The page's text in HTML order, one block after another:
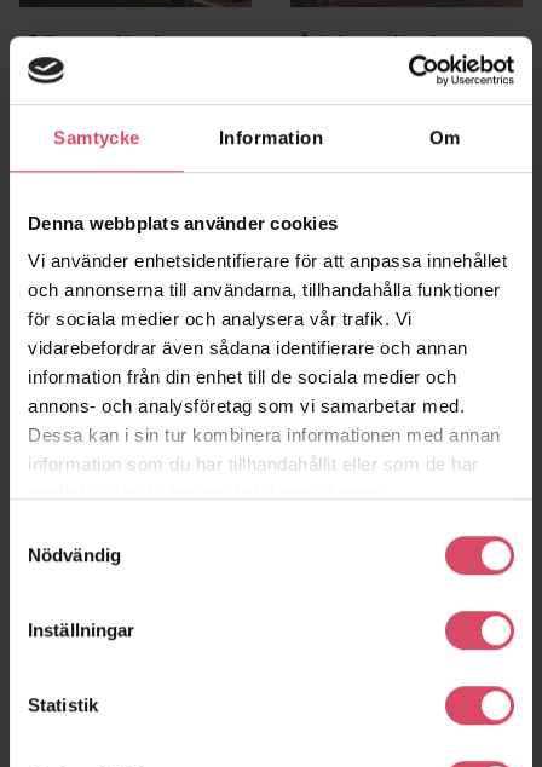
Samtycke Information Om
Denna webbplats använder cookies
Vi använder enhetsidentifierare för att anpassa innehållet
och annonserna till användarna, tillhandahålla funktioner
för sociala medier och analysera vår trafik. Vi
vidarebefordrar även sådana identifierare och annan
information från din enhet till de sociala medier och
annons- och analysföretag som vi samarbetar med.
Dessa kan i sin tur kombinera informationen med annan
information som du har tillhandahållit eller som de har
Nödvändig
Inställningar
Statistik
Fyllinge, marktegel
Halmstad
Österlen, marktegel
Trädgårdsgatan,
marktegel
Skurup